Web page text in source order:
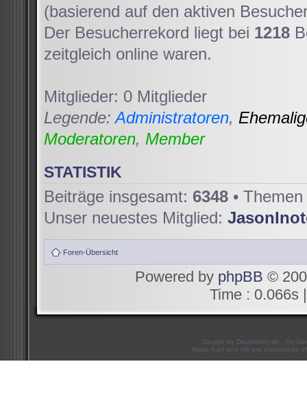
(basierend auf den aktiven
Der Besucherrekord liegt bei 1218
zeitgleich online waren.
Mitglieder: 0 Mitglieder
Legende:Administratoren,
Moderatoren, Member
STATISTIK
Beiträge insgesamt: 6348 •
Unser neuestes Mitglied:
Foren-Übersicht
Powered by phpBB ©
Time : 0.066s
Design by Doublekey.de - Re-
Mario Kart and Wii are trademarks